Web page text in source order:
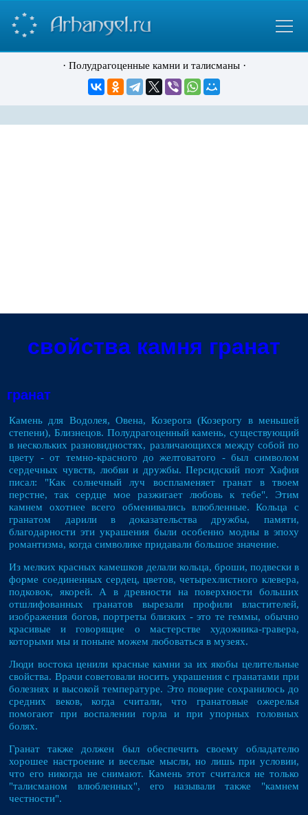
· Полудрагоценные камни и талисманы·
свойства камня гранат
гранат
Камень для Водолея, Овена, Козерога (Козерогу в меньшей
степени), Близнецов. Полудрагоценный камень, существующий
в нескольких разновидностях, различающихся между собой по
цвету - от темно-красного до желтоватого - был символом
сердечных чувств, любви и дружбы. Персидский поэт Хафия
писал: "Как солнечный луч воспламеняет гранат в твоем
перстне, так сердце мое разжигает любовь к тебе". Этим
камнем охотнее всего обменивались влюбленные. Кольца с
гранатом дарили в доказательства дружбы, памяти,
благодарности эти украшения были особенно модны в эпоху
романтизма, когда символике придавали большое значение.
Из мелких красных камешков делали кольца, броши, подвески в
форме соединенных сердец, цветов, четырехлистного клевера,
подковок, якорей. А в древности на поверхности больших
отшлифованных гранатов вырезали профили властителей,
изображения богов, портреты близких - это те геммы, обычно
красивые и говорящие о мастерстве художника-гравера,
которыми мы и поныне можем любоваться в музеях.
Люди востока ценили красные камни за их якобы целительные
свойства. Врачи советовали носить украшения с гранатами при
болезнях и высокой температуре. Это поверие сохранилось до
средних веков, когда считали, что гранатовые ожерелья
помогают при воспалении горла и при упорных головных
болях.
Гранат также должен был обеспечить своему обладателю
хорошее настроение и веселые мысли, но лишь при условии,
что его никогда не снимают. Камень этот считался не только
"талисманом влюбленных", его называли также "камнем
честности".